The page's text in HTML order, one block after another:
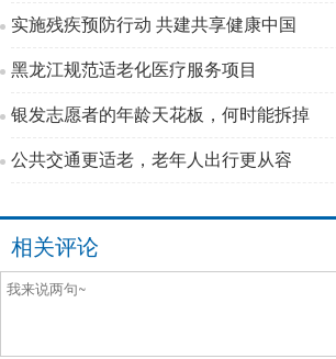
实施残疾预防行动 共建共享健康中国
黑龙江规范适老化医疗服务项目
银发志愿者的年龄天花板，何时能拆掉
公共交通更适老，老年人出行更从容
相关评论